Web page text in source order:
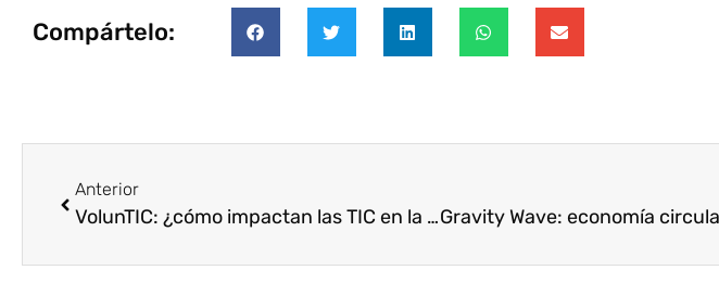
Compártelo:
Anterior
VolunTIC: ¿cómo impactan las TIC en la acción Voluntaria?